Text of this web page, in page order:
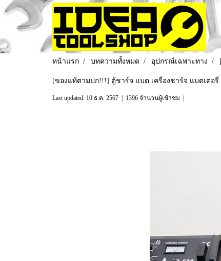
หน้าแรก บทความทั้งหมด อุปกรณ์เฉพาะทาง
[ของแท้ตามปก!!!] ตู้ชาร์จ แบต เครื่องชาร์จ แบตเตอรี่
Last updated: 10 ธ.ค. 2567 1396 จำนวนผู้เข้าชม